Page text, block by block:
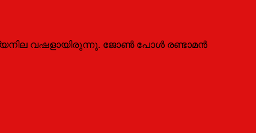
വഷളായിരുന്നു. ജോണ്‍ പോള്‍ രണ്ടാമൻ